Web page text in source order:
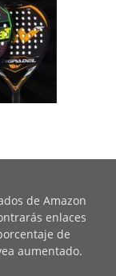
de Amazon
enlaces
de
aumentado.